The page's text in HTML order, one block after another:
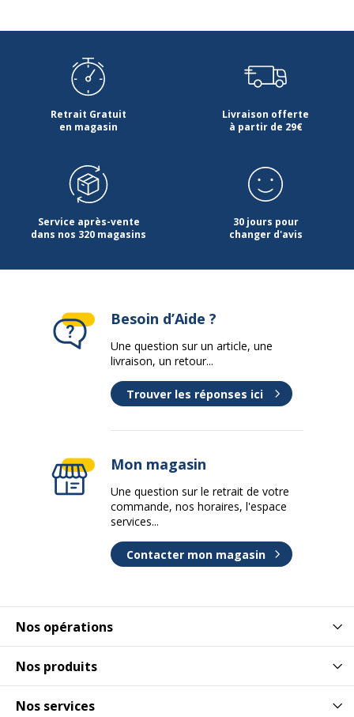
Retrait Gratuit
en magasin
Livraison offerte
à partir de 29€
Service après-vente
dans nos 320 magasins
30 jours pour
changer d'avis
Nos opérations
Nos produits
Nos services
Besoin d’Aide ?
Une question sur un article, une
livraison, un retour...
Trouver les réponses ici
Mon magasin
Une question sur le retrait de votre
commande, nos horaires, l'espace
services...
Contacter mon magasin